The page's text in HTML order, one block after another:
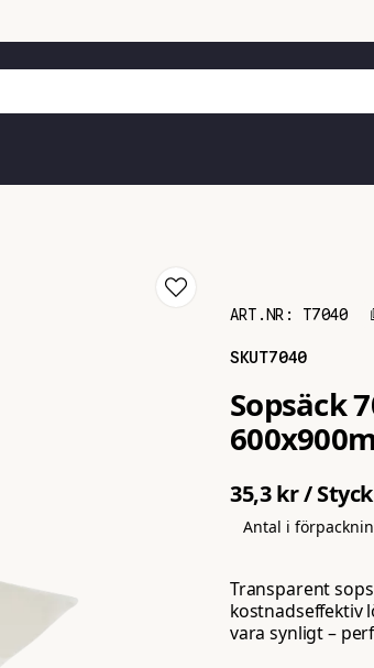
ART.NR: T7040
SKUT7040
Sopsäck
35,3 kr/ Styck
Antal i
Transparent
kostnadseffektiv
vara synligt –